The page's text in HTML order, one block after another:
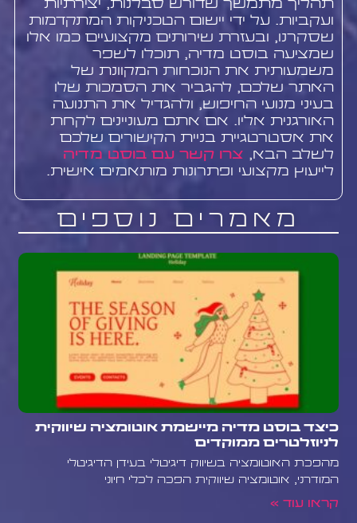
תהליך מתמשך שדורש סבלנות, יצירתיות
ועקביות. על ידי יישום הטכניקות המתקדמות
שסקרנו, ובעזרת שירותים מקצועיים כמו אלו
שמציעה בוסט מדיה, תוכלו לשפר
משמעותית את הנוכחות המקוונת של
האתר שלכם, להגביר את הסמכות שלו
בעיני מנועי החיפוש, ולהגדיל את התנועה
האורגנית אליו. אם אתם מעוניינים לקחת
את אסטרטגיית בניית הקישורים שלכם
לשלב הבא, צרו קשר עם בוסט מדיה
לייעוץ מקצועי ופתרונות מותאמים אישית.
מאמרים נוספים
כיצד בוסט מדיה מיישמת אוטומציה שיווקית
לניוזלטרים ממוקדים
מהפכת האוטומציה בשיווק דיגיטלי בעידן הדיגיטלי
המודרני, אוטומציה שיווקית הפכה לכלי חיוני
קראו עוד »